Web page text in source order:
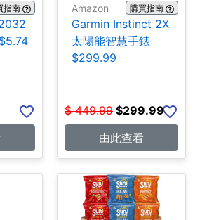
指南 Amazon 購買指南
Garmin Instinct 2X
太陽能智慧手錶
$299.99
$ 449.99 $299.99
由此查看